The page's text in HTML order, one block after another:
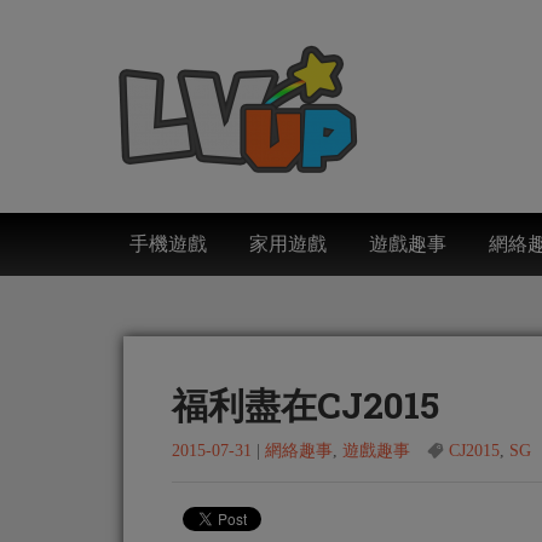
手機遊戲 家用遊戲 遊戲趣事 網絡
福利盡在CJ2015
2015-07-31 網絡趣事, 遊戲趣事 CJ2015, SG